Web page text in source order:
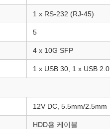
1 x RS-232 (RJ-45)
5
4 x 10G SFP
1 x USB 30, 1 x USB 2.0
12V DC, 5.5mm/2.5mm
HDD용 케이블